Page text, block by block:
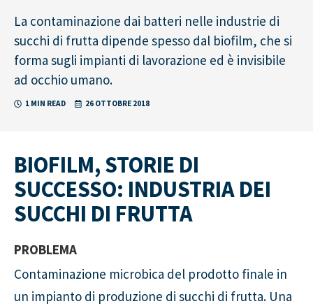
La contaminazione dai batteri nelle industrie di
succhi di frutta dipende spesso dal biofilm, che si
forma sugli impianti di lavorazione ed è invisibile
ad occhio umano.
1 MIN READ 26 OTTOBRE 2018
BIOFILM, STORIE DI
SUCCESSO: INDUSTRIA DEI
SUCCHI DI FRUTTA
PROBLEMA
Contaminazione microbica del prodotto finale in
un impianto di produzione di succhi di frutta. Una